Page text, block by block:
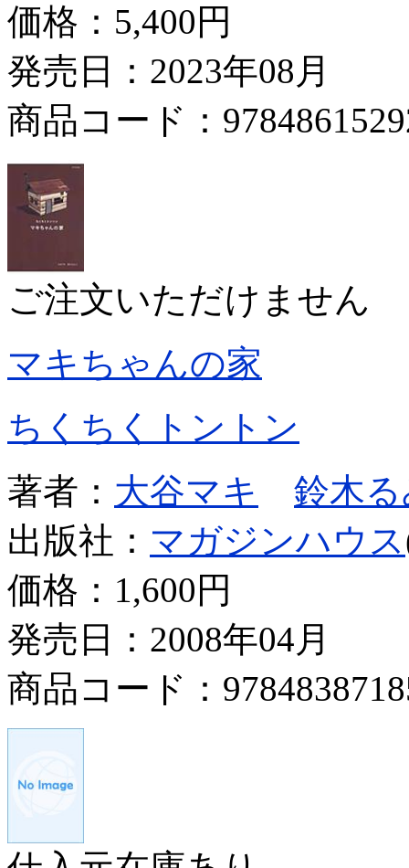
価格： 5,400円
発売日：2023年08月
商品コード：
ご注文いただけません
マキちゃんの家
ちくちくトントン
著者： 大谷マキ
鈴木
出版社： マガジンハウス
価格： 1,600円
発売日：2008年04月
商品コード：